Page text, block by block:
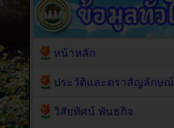
หน้าหลัก
ประวัติและตราสัญลักษณ์
วิสัยทัศน์ พันธกิจ